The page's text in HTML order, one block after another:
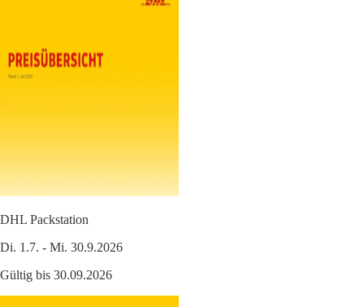
DHL Packstation
Di. 1.7. - Mi. 30.9.2026
Gültig bis 30.09.2026